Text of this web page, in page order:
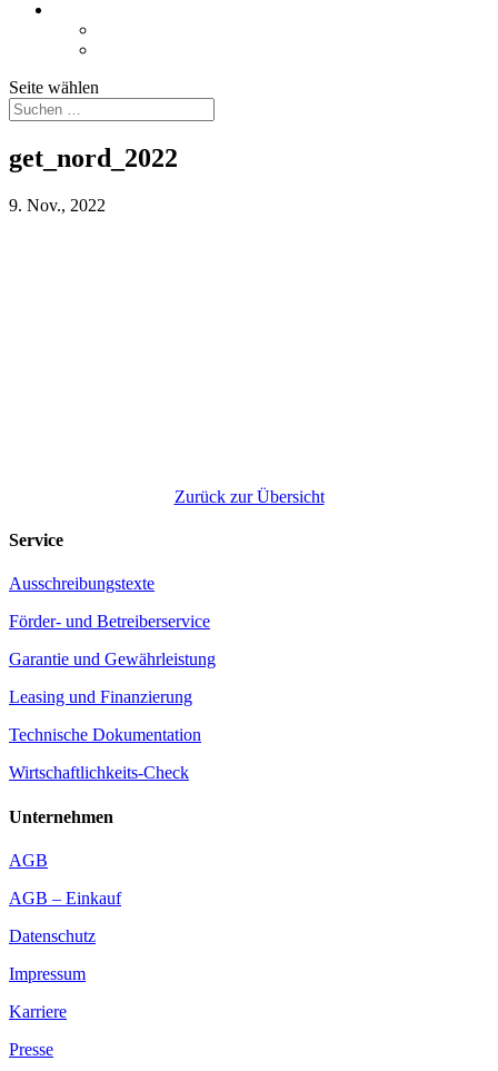
Seite wählen
get_nord_2022
9. Nov., 2022
Zurück zur Übersicht
Service
Ausschreibungstexte
Förder- und Betreiberservice
Garantie und Gewährleistung
Leasing und Finanzierung
Technische Dokumentation
Wirtschaftlichkeits-Check
Unternehmen
AGB
AGB – Einkauf
Datenschutz
Impressum
Karriere
Presse